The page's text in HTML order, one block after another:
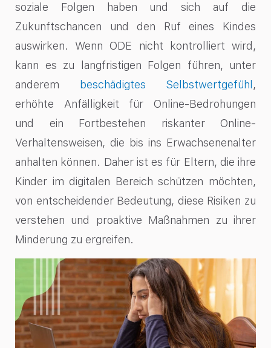
soziale Folgen haben und sich auf die
Zukunftschancen und den Ruf eines Kindes
auswirken. Wenn ODE nicht kontrolliert wird,
kann es zu langfristigen Folgen führen, unter
anderem
beschädigtes Selbstwertgefühl ,
erhöhte Anfälligkeit für Online-Bedrohungen
und ein Fortbestehen riskanter Online-
Verhaltensweisen, die bis ins Erwachsenenalter
anhalten können. Daher ist es für Eltern, die ihre
Kinder im digitalen Bereich schützen möchten,
von entscheidender Bedeutung, diese Risiken zu
verstehen und proaktive Maßnahmen zu ihrer
Minderung zu ergreifen.